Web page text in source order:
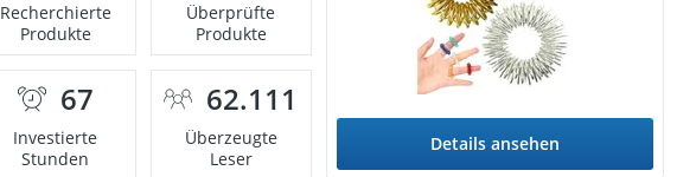
Recherchierte
Produkte
Überprüfte
Produkte
67
Investierte
Stunden
62.111
Überzeugte
Leser
Details ansehen